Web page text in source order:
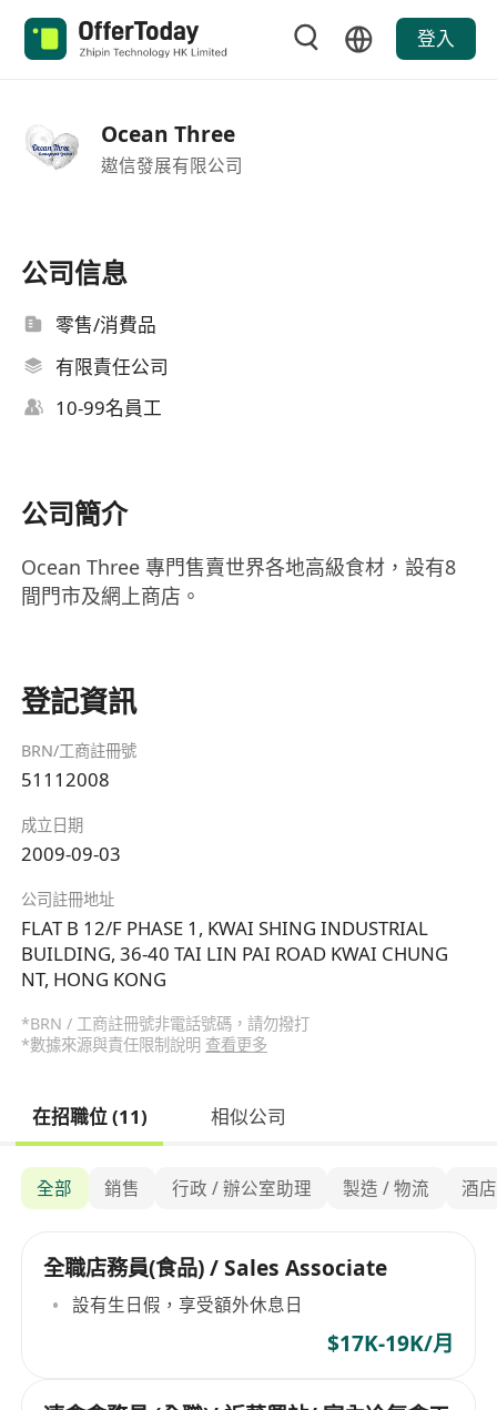
登入
Ocean Three
遨信發展有限公司
公司信息
零售/消費品
有限責任公司
10-99名員工
公司簡介
Ocean Three 專門售賣世界各地高級食材，設有8
間門市及網上商店。
登記資訊
BRN/工商註冊號
51112008
成立日期
2009-09-03
公司註冊地址
FLAT B 12/F PHASE 1, KWAI SHING INDUSTRIAL
BUILDING, 36-40 TAI LIN PAI ROAD KWAI CHUNG
NT, HONG KONG
*BRN / 工商註冊號非電話號碼，請勿撥打
*數據來源與責任限制說明 查看更多
在招職位 (11) 相似公司
全部 銷售 行政 / 辦公室助理 製造 / 物流 酒
全職店務員(食品) / Sales Associate
設有生日假，享受額外休息日
$17K-19K/月